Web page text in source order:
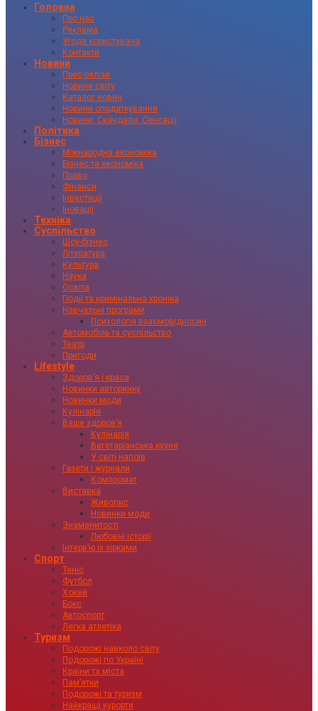
Головна
Про нас
Реклама
Угода користувача
Контакти
Новини
Прес-релізи
Новини світу
Каталог новин
Новини оподаткування
Новини, Скандали, Сенсації
Політика
Бізнес
Міжнародна економіка
Бізнес та економіка
Право
Фінанси
Інвестиції
Іновації
Техніка
Суспільство
Шоу-бізнес
Література
Культура
Наука
Освіта
Події та кримінальна хроніка
Навчальні програми
Психологія взаємовідносин
Автомобіль та суспільство
Театр
Пригоди
Lifestyle
Здоровʼя і краса
Новинки авторинку
Новинки моди
Кулінарія
Ваше здоровʼя
Кулінарія
Вегетаріанська кухня
У світі напоїв
Газети і журнали
Компромат
Виставка
Живопис
Новинки моди
Знаменитості
Любовні історії
Інтервʼю із зірками
Спорт
Теніс
Футбол
Хокей
Бокс
Автоспорт
Легка атлетіка
Туризм
Подорожі навколо світу
Подорожі по Україні
Країни та міста
Пам’ятки
Подорожі та туризм
Найкращі курорти